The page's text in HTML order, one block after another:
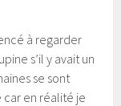
à regarder
s’il y avait un
se sont
car en réalité je